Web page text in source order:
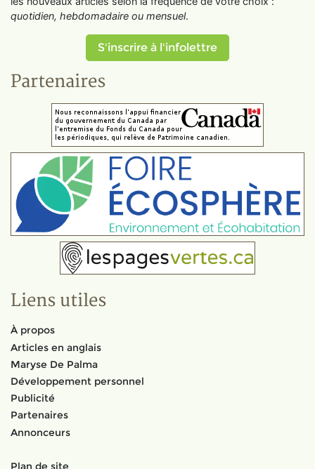
quotidien, hebdomadaire ou mensuel.
S'inscrire à l'infolettre
Partenaires
Liens utiles
À propos
Articles en anglais
Maryse De Palma
Développement personnel
Publicité
Partenaires
Annonceurs
Plan de site